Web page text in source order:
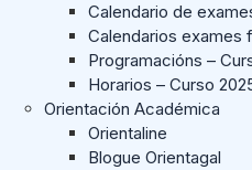
Calendario de
Calendarios exames
Programacións –
Horarios – Curso
Orientación Académica
Orientaline
Blogue Orientagal